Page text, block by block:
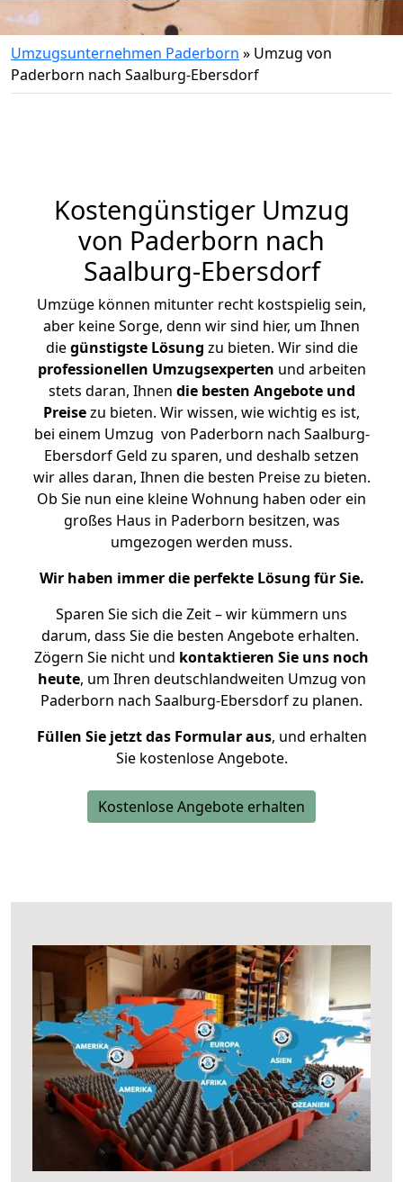
Umzugsunternehmen Paderborn » Umzug von
Paderborn nach Saalburg-Ebersdorf
Kostengünstiger Umzug
von Paderborn nach
Saalburg-Ebersdorf
Umzüge können mitunter recht kostspielig sein,
aber keine Sorge, denn wir sind hier, um Ihnen
diegünstigste Lösung zu bieten. Wir sind die
professionellen Umzugsexperten und arbeiten
stets daran, Ihnen die besten Angebote und
Preisezu bieten. Wir wissen, wie wichtig es ist,
bei einem Umzug von Paderborn nach Saalburg-
Ebersdorf Geld zu sparen, und deshalb setzen
wir alles daran, Ihnen die besten Preise zu bieten.
Ob Sie nun eine kleine Wohnung haben oder ein
großes Haus in Paderborn besitzen, was
umgezogen werden muss.
Wir haben immer die perfekte Lösung für Sie.
Sparen Sie sich die Zeit – wir kümmern uns
darum, dass Sie die besten Angebote erhalten.
Zögern Sie nicht und kontaktieren Sie uns noch
heute, um Ihren deutschlandweiten Umzug von
Paderborn nach Saalburg-Ebersdorf zu planen.
Füllen Sie jetzt das Formular aus, und erhalten
Sie kostenlose Angebote.
Kostenlose Angebote erhalten